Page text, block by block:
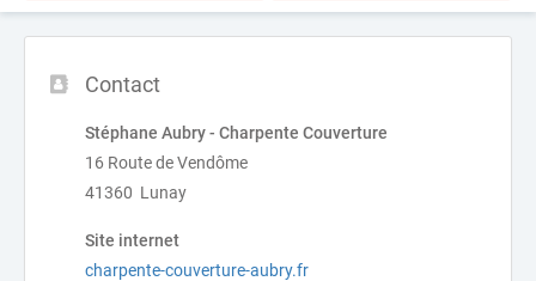
Contact
Stéphane Aubry - Charpente Couverture
16 Route de Vendôme
41360 Lunay
Site internet
charpente-couverture-aubry.fr